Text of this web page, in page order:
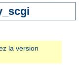
la version